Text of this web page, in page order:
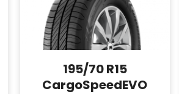
195/70 R15
CargoSpeedEVO